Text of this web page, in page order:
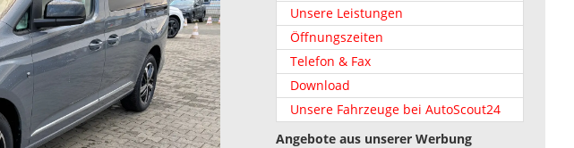
Unsere Leistungen
Öffnungszeiten
Telefon & Fax
Download
Unsere Fahrzeuge bei AutoScout24
Angebote aus unserer Werbung